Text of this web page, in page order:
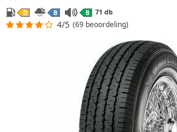
D B B 71 db
4/5 (69 beoordeling)